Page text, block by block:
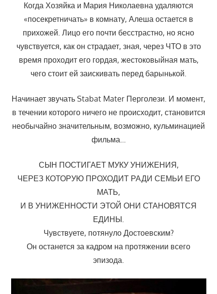
Когда Хозяйка и Мария Николаевна удаляются
«посекретничать» в комнату, Алеша остается в
прихожей. Лицо его почти бесстрастно, но ясно
чувствуется, как он страдает, зная, через ЧТО в это
время проходит его гордая, жестоковыйная мать,
чего стоит ей заискивать перед барынькой.
Начинает звучать Stabat Mater Перголези. И момент,
в течении которого ничего не происходит, становится
необычайно значительным, возможно, кульминацией
фильма…
СЫН ПОСТИГАЕТ МУКУ УНИЖЕНИЯ,
ЧЕРЕЗ КОТОРУЮ ПРОХОДИТ РАДИ СЕМЬИ ЕГО
МАТЬ,
И В УНИЖЕННОСТИ ЭТОЙ ОНИ СТАНОВЯТСЯ
ЕДИНЫ.
Чувствуете, потянуло Достоевским?
Он останется за кадром на протяжении всего
эпизода.